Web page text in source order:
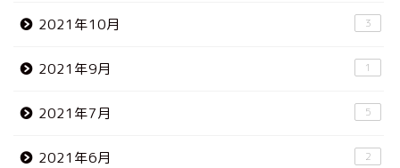
2021年10月 3
2021年9月 1
2021年7月 5
2021年6月 2